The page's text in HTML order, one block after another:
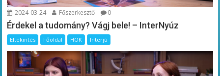
2024-03-24 Főszerkesztő 0
Érdekel a tudomány? Vágj bele! – InterNyúz
Eltekintés Főoldal HÖK Interjú